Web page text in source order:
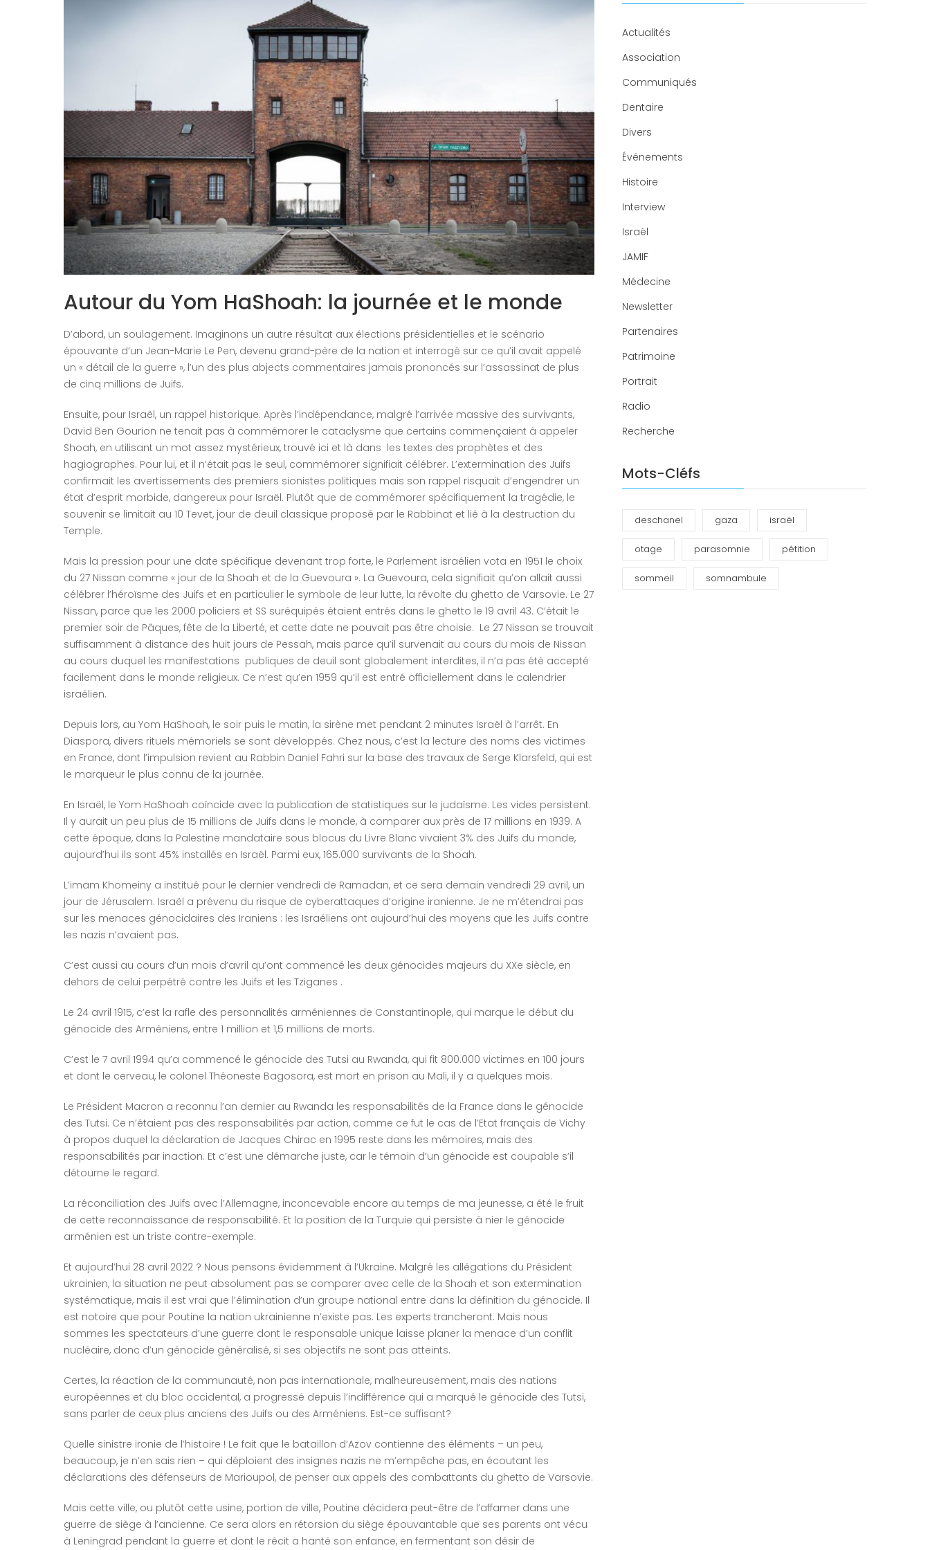
Congrès 2019
Autour du Yom HaShoah: la journée et le monde
D’abord, un soulagement. Imaginons un autre résultat aux élections présidentielles et le scénario
épouvante d’un Jean-Marie Le Pen, devenu grand-père de la nation et interrogé sur ce qu’il avait appelé
un « détail de la guerre », l’un des plus abjects commentaires jamais prononcés sur l’assassinat de plus
de cinq millions de Juifs.
Ensuite, pour Israël, un rappel historique. Après l’indépendance, malgré l’arrivée massive des survivants,
David Ben Gourion ne tenait pas à commémorer le cataclysme que certains commençaient à appeler
Shoah, en utilisant un mot assez mystérieux, trouvé ici et là dans les textes des prophètes et des
hagiographes. Pour lui, et il n’était pas le seul, commémorer signifiait célébrer. L’extermination des Juifs
confirmait les avertissements des premiers sionistes politiques mais son rappel risquait d’engendrer un
état d’esprit morbide, dangereux pour Israël. Plutôt que de commémorer spécifiquement la tragédie, le
souvenir se limitait au 10 Tevet, jour de deuil classique proposé par le Rabbinat et lié à la destruction du
Temple.
Mais la pression pour une date spécifique devenant trop forte, le Parlement israélien vota en 1951 le choix
du 27 Nissan comme « jour de la Shoah et de la Guevoura ». La Guevoura, cela signifiait qu’on allait aussi
célébrer l’héroïsme des Juifs et en particulier le symbole de leur lutte, la révolte du ghetto de Varsovie. Le 27
Nissan, parce que les 2000 policiers et SS suréquipés étaient entrés dans le ghetto le 19 avril 43. C’était le
premier soir de Pâques, fête de la Liberté, et cette date ne pouvait pas être choisie. Le 27 Nissan se trouvait
suffisamment à distance des huit jours de Pessah, mais parce qu’il survenait au cours du mois de Nissan
au cours duquel les manifestations publiques de deuil sont globalement interdites, il n’a pas été accepté
facilement dans le monde religieux. Ce n’est qu’en 1959 qu’il est entré officiellement dans le calendrier
israélien.
Depuis lors, au Yom HaShoah, le soir puis le matin, la sirène met pendant 2 minutes Israël à l’arrêt. En
Diaspora, divers rituels mémoriels se sont développés. Chez nous, c’est la lecture des noms des victimes
en France, dont l’impulsion revient au Rabbin Daniel Fahri sur la base des travaux de Serge Klarsfeld, qui est
le marqueur le plus connu de la journée.
En Israël, le Yom HaShoah coïncide avec la publication de statistiques sur le judaïsme. Les vides persistent.
Il y aurait un peu plus de 15 millions de Juifs dans le monde, à comparer aux près de 17 millions en 1939. A
cette époque, dans la Palestine mandataire sous blocus du Livre Blanc vivaient 3% des Juifs du monde,
aujourd’hui ils sont 45% installés en Israël. Parmi eux, 165.000 survivants de la Shoah.
L’imam Khomeiny a institué pour le dernier vendredi de Ramadan, et ce sera demain vendredi 29 avril, un
jour de Jérusalem. Israël a prévenu du risque de cyberattaques d’origine iranienne. Je ne m’étendrai pas
sur les menaces génocidaires des Iraniens : les Israéliens ont aujourd’hui des moyens que les Juifs contre
les nazis n’avaient pas.
C’est aussi au cours d’un mois d’avril qu’ont commencé les deux génocides majeurs du XXe siècle, en
dehors de celui perpétré contre les Juifs et les Tziganes .
Le 24 avril 1915, c’est la rafle des personnalités arméniennes de Constantinople, qui marque le début du
génocide des Arméniens, entre 1 million et 1,5 millions de morts.
C’est le 7 avril 1994 qu’a commencé le génocide des Tutsi au Rwanda, qui fit 800.000 victimes en 100 jours
et dont le cerveau, le colonel Théoneste Bagosora, est mort en prison au Mali, il y a quelques mois.
Le Président Macron a reconnu l’an dernier au Rwanda les responsabilités de la France dans le génocide
des Tutsi. Ce n’étaient pas des responsabilités par action, comme ce fut le cas de l’Etat français de Vichy
à propos duquel la déclaration de Jacques Chirac en 1995 reste dans les mémoires, mais des
responsabilités par inaction. Et c’est une démarche juste, car le témoin d’un génocide est coupable s’il
détourne le regard.
La réconciliation des Juifs avec l’Allemagne, inconcevable encore au temps de ma jeunesse, a été le fruit
de cette reconnaissance de responsabilité. Et la position de la Turquie qui persiste à nier le génocide
arménien est un triste contre-exemple.
Et aujourd’hui 28 avril 2022 ? Nous pensons évidemment à l’Ukraine. Malgré les allégations du Président
ukrainien, la situation ne peut absolument pas se comparer avec celle de la Shoah et son extermination
systématique, mais il est vrai que l’élimination d’un groupe national entre dans la définition du génocide. Il
est notoire que pour Poutine la nation ukrainienne n’existe pas. Les experts trancheront. Mais nous
sommes les spectateurs d’une guerre dont le responsable unique laisse planer la menace d’un conflit
nucléaire, donc d’un génocide généralisé, si ses objectifs ne sont pas atteints.
Certes, la réaction de la communauté, non pas internationale, malheureusement, mais des nations
européennes et du bloc occidental, a progressé depuis l’indifférence qui a marqué le génocide des Tutsi,
sans parler de ceux plus anciens des Juifs ou des Arméniens. Est-ce suffisant?
Quelle sinistre ironie de l’histoire ! Le fait que le bataillon d’Azov contienne des éléments – un peu,
beaucoup, je n’en sais rien – qui déploient des insignes nazis ne m’empêche pas, en écoutant les
déclarations des défenseurs de Marioupol, de penser aux appels des combattants du ghetto de Varsovie.
Mais cette ville, ou plutôt cette usine, portion de ville, Poutine décidera peut-être de l’affamer dans une
guerre de siège à l’ancienne. Ce sera alors en rétorsion du siège épouvantable que ses parents ont vécu
à Leningrad pendant la guerre et dont le récit a hanté son enfance, en fermentant son désir de
Actualités
Association
Communiqués
Dentaire
Divers
Événements
Histoire
Interview
Israël
JAMIF
Médecine
Newsletter
Partenaires
Patrimoine
Portrait
Radio
Recherche
Mots-Cléfs
deschanel gaza israël
otage parasomnie pétition
sommeil somnambule